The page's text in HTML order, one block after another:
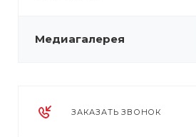
Медиагалерея
ЗАКАЗАТЬ ЗВОНОК